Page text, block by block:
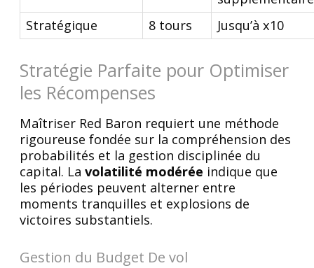
Stratégique
8 tours Jusqu’à x10
Stratégie Parfaite pour Optimiser
les Récompenses
Maîtriser Red Baron requiert une méthode
rigoureuse fondée sur la compréhension des
probabilités et la gestion disciplinée du
capital. Lavolatilité modérée indique que
les périodes peuvent alterner entre
moments tranquilles et explosions de
victoires substantiels.
Gestion du Budget De vol